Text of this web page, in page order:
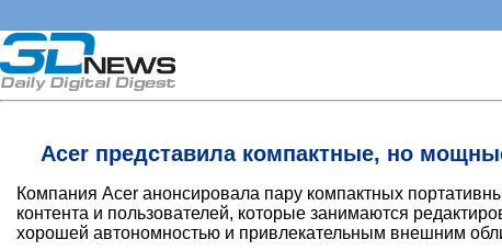
Acer представила компактные, но
Компания Acer анонсировала пару компактных
контента и пользователей, которые занимаются
хорошей автономностью и привлекательным внешним